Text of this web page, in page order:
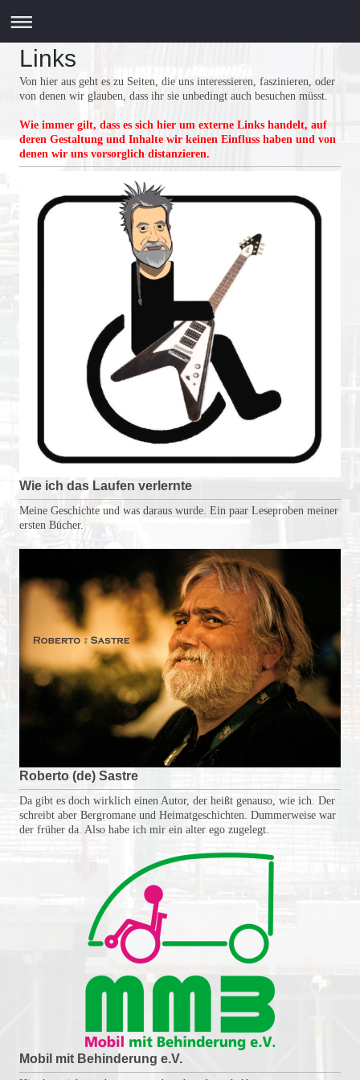
Links
Von hier aus geht es zu Seiten, die uns interessieren, faszinieren, oder
von denen wir glauben, dass ihr sie unbedingt auch besuchen müsst.
Wie immer gilt, dass es sich hier um externe Links handelt, auf
deren Gestaltung und Inhalte wir keinen Einfluss haben und von
denen wir uns vorsorglich distanzieren.
Wie ich das Laufen verlernte
Meine Geschichte und was daraus wurde. Ein paar Leseproben meiner
ersten Bücher.
Roberto (de) Sastre
Da gibt es doch wirklich einen Autor, der heißt genauso, wie ich. Der
schreibt aber Bergromane und Heimatgeschichten. Dummerweise war
der früher da. Also habe ich mir ein alter ego zugelegt.
Mobil mit Behinderung e.V.